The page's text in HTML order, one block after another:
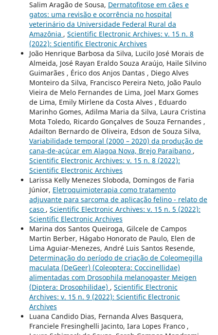
Salim Aragão de Sousa, Dermatofitose em cães e
gatos: uma revisão e ocorrência no hospital
veterinário da Universidade Federal Rural da
Amazônia , Scientific Electronic Archives: v. 15 n. 8
(2022): Scientific Electronic Archives
João Henrique Barbosa da Silva, Lucilo José Morais de
Almeida, José Rayan Eraldo Souza Araújo, Haile Silvino
Guimarães , Érico dos Anjos Dantas , Diego Alves
Monteiro da Silva, Francisco Pereira Neto, João Paulo
Vieira de Melo Fernandes de Lima, Joel Marx Gomes
de Lima, Emily Mirlene da Costa Alves , Eduardo
Marinho Gomes, Adilma Maria da Silva, Laura Cristina
Mota Toledo, Ricardo Gonçalves de Souza Fernandes ,
Adailton Bernardo de Oliveira, Edson de Souza Silva,
Variabilidade temporal (2000 – 2020) da produção de
cana-de-açúcar em Alagoa Nova, Brejo Paraibano ,
Scientific Electronic Archives: v. 15 n. 8 (2022):
Scientific Electronic Archives
Larissa Kelly Menezes Sloboda, Domingos de Faria
Júnior, Eletroquimioterapia como tratamento
adjuvante para sarcoma de aplicação felino - relato de
caso , Scientific Electronic Archives: v. 15 n. 5 (2022):
Scientific Electronic Archives
Marina dos Santos Queiroga, Gilcele de Campos
Martin Berber, Hágabo Honorato de Paulo, Elen de
Lima Aguiar-Menezes, André Luis Santos Resende,
Determinação do período de criação de Coleomegilla
maculata (DeGeer) (Coleoptera: Coccinellidae)
alimentadas com Drosophila melanogaster Meigen
(Diptera: Drosophilidae) , Scientific Electronic
Archives: v. 15 n. 9 (2022): Scientific Electronic
Archives
Luana Candido Dias, Fernanda Alves Basquera,
Franciele Fresinghelli Jacinto, Iara Lopes Franco ,